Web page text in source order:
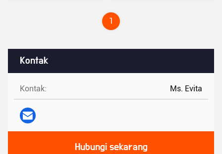
Kontak
Kontak: Ms. Evita
Hubungi sekarang
1